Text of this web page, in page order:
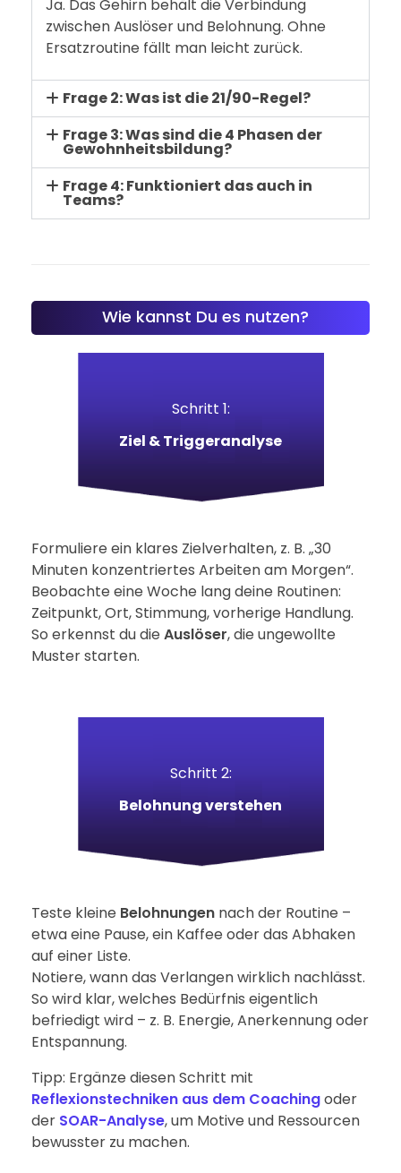
Ja. Das Gehirn behält die Verbindung
zwischen Auslöser und Belohnung. Ohne
Ersatzroutine fällt man leicht zurück.
Frage 2: Was ist die 21/90-Regel?
Frage 3: Was sind die 4 Phasen der
Gewohnheitsbildung?
Frage 4: Funktioniert das auch in
Teams?
Wie kannst Du es nutzen?
Schritt 1:
Ziel & Triggeranalyse
Formuliere ein klares Zielverhalten, z. B. „30
Minuten konzentriertes Arbeiten am Morgen“.
Beobachte eine Woche lang deine Routinen:
Zeitpunkt, Ort, Stimmung, vorherige Handlung.
So erkennst du die Auslöser, die ungewollte
Muster starten.
Schritt 2:
Belohnung verstehen
Teste kleine Belohnungen nach der Routine –
etwa eine Pause, ein Kaffee oder das Abhaken
auf einer Liste.
Notiere, wann das Verlangen wirklich nachlässt.
So wird klar, welches Bedürfnis eigentlich
befriedigt wird – z. B. Energie, Anerkennung oder
Entspannung.
Tipp: Ergänze diesen Schritt mit
Reflexionstechniken aus dem Coachingoder
der SOAR-Analyse, um Motive und Ressourcen
bewusster zu machen.
Kontakt